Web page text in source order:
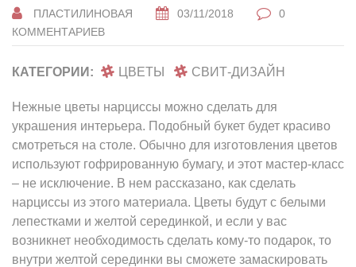
ПЛАСТИЛИНОВАЯ 03/11/2018
0
КОММЕНТАРИЕВ
КАТЕГОРИИ: ЦВЕТЫ СВИТ-ДИЗАЙН
Нежные цветы нарциссы можно сделать для
украшения интерьера. Подобный букет будет красиво
смотреться на столе. Обычно для изготовления цветов
используют гофрированную бумагу, и этот мастер-класс
– не исключение. В нем рассказано, как сделать
нарциссы из этого материала. Цветы будут с белыми
лепестками и желтой серединкой, и если у вас
возникнет необходимость сделать кому-то подарок, то
внутри желтой серединки вы сможете замаскировать